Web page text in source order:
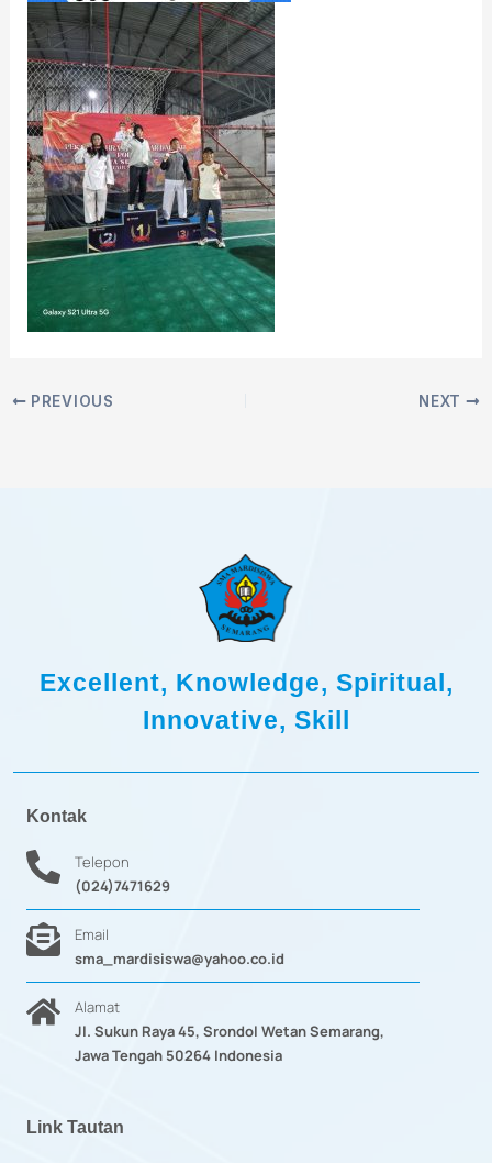
PREVIOUS NEXT
Excellent, Knowledge, Spiritual,
Innovative, Skill
Kontak
Telepon
(024)7471629
Email
sma_mardisiswa@yahoo.co.id
Alamat
Jl. Sukun Raya 45, Srondol Wetan Semarang,
Jawa Tengah 50264 Indonesia
Link Tautan